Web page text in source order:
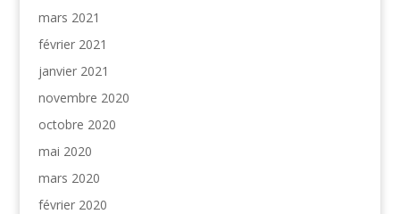
mars 2021
février 2021
janvier 2021
novembre 2020
octobre 2020
mai 2020
mars 2020
février 2020